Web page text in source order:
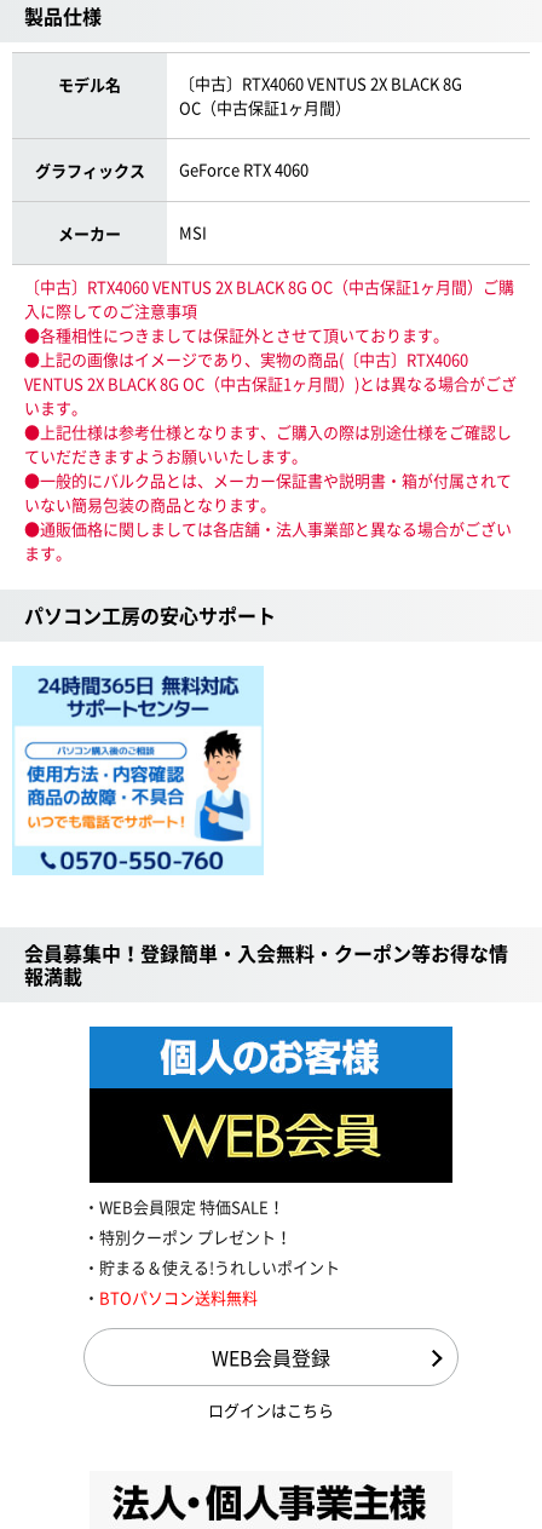
製品仕様
モデル名
〔中古〕RTX4060 VENTUS 2X BLACK 8G
OC（中古保証1ヶ月間）
グラフィックス GeForce RTX 4060
メーカー MSI
〔中古〕RTX4060 VENTUS 2X BLACK 8G OC（中古保証1ヶ月間）ご購
入に際してのご注意事項
●各種相性につきましては保証外とさせて頂いております。
●上記の画像はイメージであり、実物の商品(〔中古〕RTX4060
VENTUS 2X BLACK 8G OC（中古保証1ヶ月間）)とは異なる場合がござ
います。
●上記仕様は参考仕様となります、ご購入の際は別途仕様をご確認し
ていだだきますようお願いいたします。
●一般的にバルク品とは、メーカー保証書や説明書・箱が付属されて
いない簡易包装の商品となります。
●通販価格に関しましては各店舗・法人事業部と異なる場合がござい
ます。
パソコン工房の安心サポート
会員募集中！登録簡単・入会無料・クーポン等お得な情
報満載
WEB会員限定 特価SALE！
特別クーポン プレゼント！
貯まる＆使える!うれしいポイント
BTOパソコン送料無料
WEB会員登録
ログインはこちら